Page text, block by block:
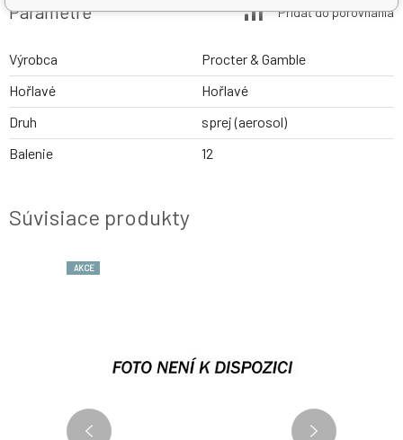
Parametre Pridať do porovnania
Výrobca
Procter & Gamble
Hořlavé
Hořlavé
Druh
sprej (aerosol)
Balenie
12
Súvisiace produkty
AKCE